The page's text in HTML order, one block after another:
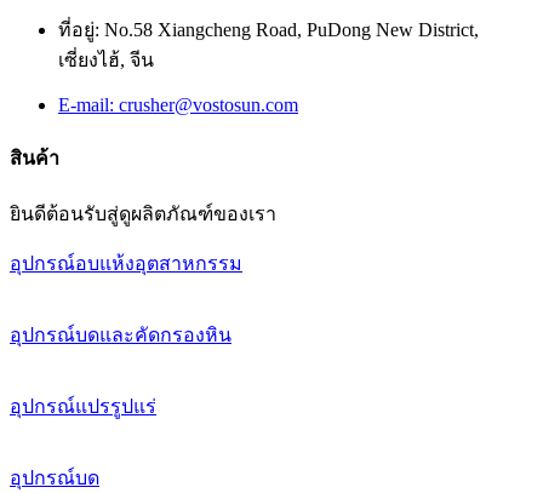
ที่อยู่: No.58 Xiangcheng Road, PuDong New District,
เซี่ยงไฮ้, จีน
E-mail: crusher@vostosun.com
สินค้า
ยินดีต้อนรับสู่ดูผลิตภัณฑ์ของเรา
อุปกรณ์อบแห้งอุตสาหกรรม
อุปกรณ์บดและคัดกรองหิน
อุปกรณ์แปรรูปแร่
อุปกรณ์บด